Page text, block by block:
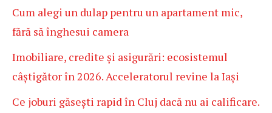
Cum alegi un dulap pentru un apartament mic,
fără să înghesui camera
Imobiliare, credite și asigurări: ecosistemul
câștigător în 2026. Acceleratorul revine la Iași
Ce joburi găsești rapid în Cluj dacă nu ai calificare.